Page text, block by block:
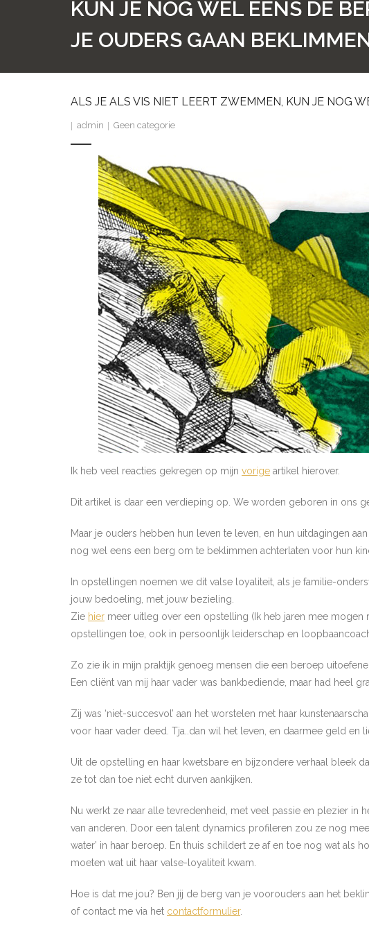
KUN JE NOG WEL EENS DE
JE OUDERS GAAN
ALS JE ALS VIS NIET LEERT ZWEMMEN, KUN JE NOG
admin Geen categorie
Ik heb veel reacties gekregen op mijn vorige artikel hierover.
Dit artikel is daar een verdieping op. We worden geboren in ons
Maar je ouders hebben hun leven te leven, en hun uitdagingen
nog wel eens een berg om te beklimmen achterlaten voor hun
In opstellingen noemen we dit valse loyaliteit, als je familie-
jouw bedoeling, met jouw bezieling.
Zie hier meer uitleg over een opstelling (Ik heb jaren mee
opstellingen toe, ook in persoonlijk leiderschap en
Zo zie ik in mijn praktijk genoeg mensen die een beroep
Een cliënt van mij haar vader was bankbediende, maar had heel
Zij was ‘niet-succesvol’ aan het worstelen met haar
voor haar vader deed. Tja..dan wil het leven, en daarmee geld en
Uit de opstelling en haar kwetsbare en bijzondere verhaal bleek
ze tot dan toe niet echt durven aankijken.
Nu werkt ze naar alle tevredenheid, met veel passie en plezier in
van anderen. Door een talent dynamics profileren zou ze nog
water’ in haar beroep. En thuis schildert ze af en toe nog wat
moeten wat uit haar valse-loyaliteit kwam.
Hoe is dat me jou? Ben jij de berg van je voorouders aan het
of contact me via het contactformulier.